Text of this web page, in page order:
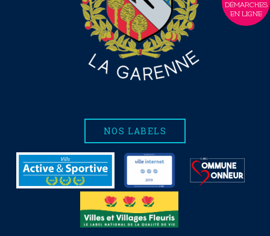
NOS LABELS
DÉMARCHES
EN LIGNE